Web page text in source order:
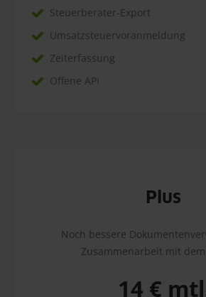
Steuerberater-Export
Umsatzsteuervoranmeldung
Zeiterfassung
Offene API
Plus
Noch bessere
Zusammenarbeit mit
14 €